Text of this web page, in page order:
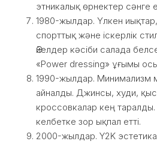
этникалық өрнектер сәнге
1980-жылдар. Үлкен
спорттық және іскерлік
Әйелдер кәсіби салада
«Power dressing» ұғымы
1990-жылдар. Минимализм
айналды. Джинсы, худи,
кроссовкалар кең
келбетке зор ықпал етті.
2000-жылдар. Y2K